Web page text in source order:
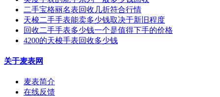
二手宝格丽名表回收几折符合行情
天梭二手手表能卖多少钱取决于新旧程度
回收二手手表多少钱一个是值得下手的价格
4200的天梭手表回收多少钱
关于麦表网
麦表简介
在线反馈